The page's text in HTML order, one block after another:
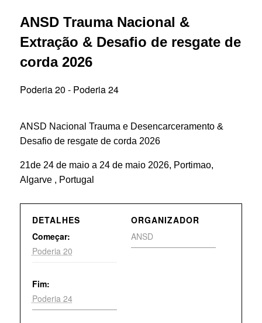
ANSD Trauma Nacional &
Extração & Desafio de resgate de
corda 2026
Poderia 20 - Poderia 24
ANSD Nacional Trauma e Desencarceramento &
Desafio de resgate de corda 2026
21de 24 de maio a 24 de maio 2026, Portimao,
Algarve , Portugal
DETALHES
Começar:
Poderia 20
Fim:
Poderia 24
ORGANIZADOR
ANSD